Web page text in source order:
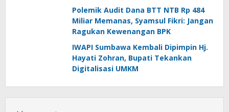
Polemik Audit Dana BTT NTB Rp 484
Miliar Memanas, Syamsul Fikri: Jangan
Ragukan Kewenangan BPK
IWAPI Sumbawa Kembali Dipimpin Hj.
Hayati Zohran, Bupati Tekankan
Digitalisasi UMKM